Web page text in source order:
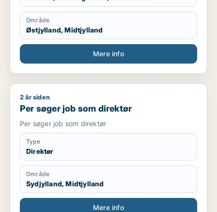
Område
Østjylland, Midtjylland
Mere info
Per søger job som direktør
2 år siden
Per søger job som direktør
Per søger job som direktør
Type
Direktør
Område
Sydjylland, Midtjylland
Mere info